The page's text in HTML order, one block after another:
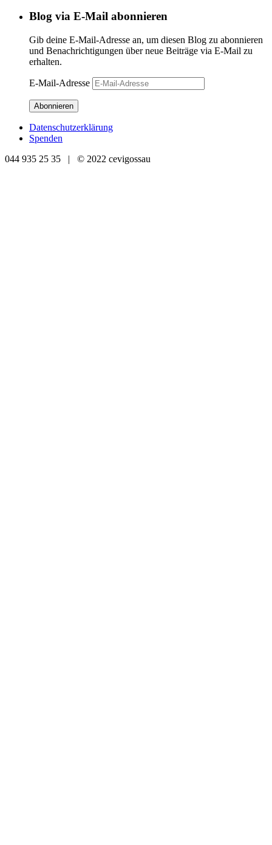
Blog via E-Mail abonnieren
Gib deine E-Mail-Adresse an, um diesen Blog zu abonnieren
und Benachrichtigungen über neue Beiträge via E-Mail zu
erhalten.
E-Mail-Adresse
Abonnieren
Datenschutzerklärung
Spenden
044 935 25 35 | © 2022 cevigossau